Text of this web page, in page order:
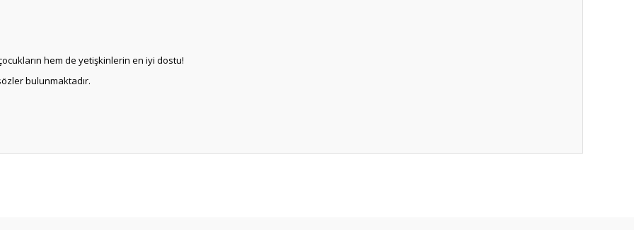
hem de yetişkinlerin en iyi dostu!
bulunmaktadır.